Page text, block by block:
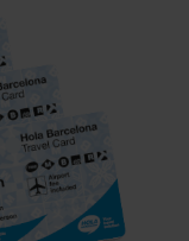
with the